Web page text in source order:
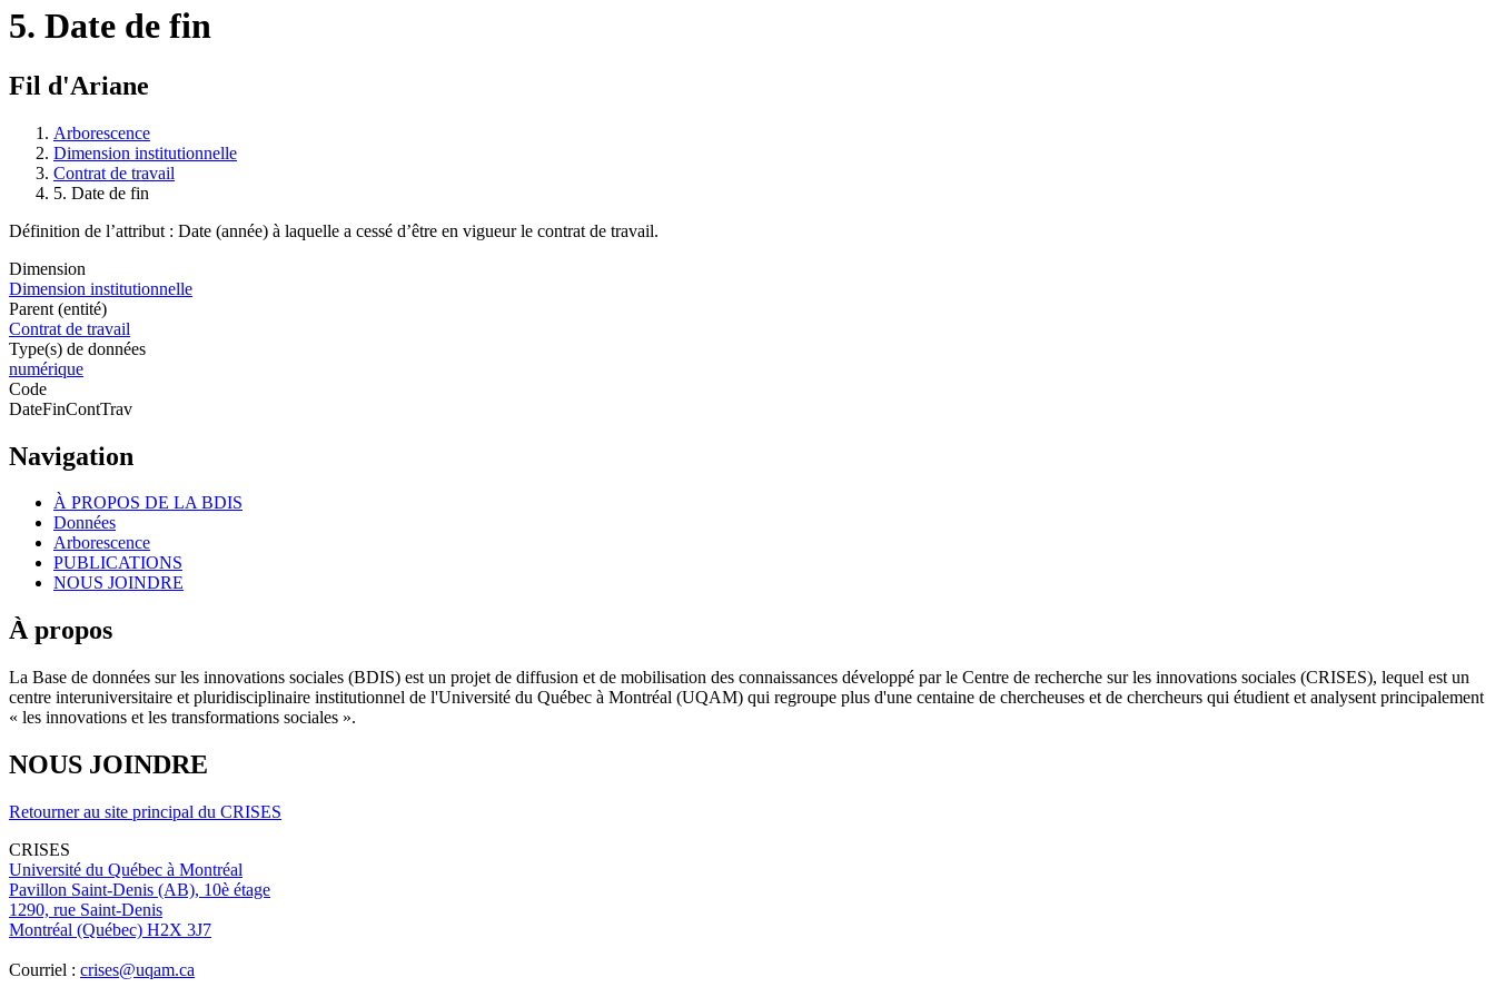
5. Date de fin
Fil d'Ariane
Arborescence
Dimension institutionnelle
Contrat de travail
5. Date de fin
Définition de l’attribut : Date (année) à laquelle a cessé d’être en vigueur le contrat de travail.
Dimension
Dimension institutionnelle
Parent (entité)
Contrat de travail
Type(s) de données
numérique
Code
DateFinContTrav
Navigation
À PROPOS DE LA BDIS
Données
Arborescence
PUBLICATIONS
NOUS JOINDRE
À propos
La Base de données sur les innovations sociales (BDIS) est un projet de diffusion et de mobilisation des connaissances développé par le Centre de recherche sur les innovations sociales (CRISES), lequel est un
centre interuniversitaire et pluridisciplinaire institutionnel de l'Université du Québec à Montréal (UQAM) qui regroupe plus d'une centaine de chercheuses et de chercheurs qui étudient et analysent principalement
« les innovations et les transformations sociales ».
NOUS JOINDRE
Retourner au site principal du CRISES
CRISES
Université du Québec à Montréal
Pavillon Saint-Denis (AB), 10è étage
1290, rue Saint-Denis
Montréal (Québec) H2X 3J7
Courriel : crises@uqam.ca